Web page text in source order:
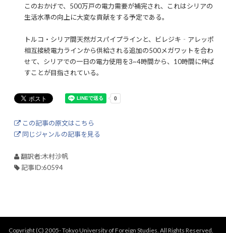
このおかげで、500万戸の電力需要が補完され、これはシリアの
生活水準の向上に大変な貢献をする予定である。
トルコ・シリア間天然ガスパイプラインと、ビレジキ‐アレッポ
相互接続電力ラインから供給される追加の500メガワットを合わ
せて、シリアでの一日の電力使用を3~4時間から、10時間に伸ば
すことが目指されている。
この記事の原文はこちら
同じジャンルの記事を見る
翻訳者:木村沙帆
記事ID:60594
Copyright (C) 2005- Tokyo University of Foreign Studies. All Rights Reserved.